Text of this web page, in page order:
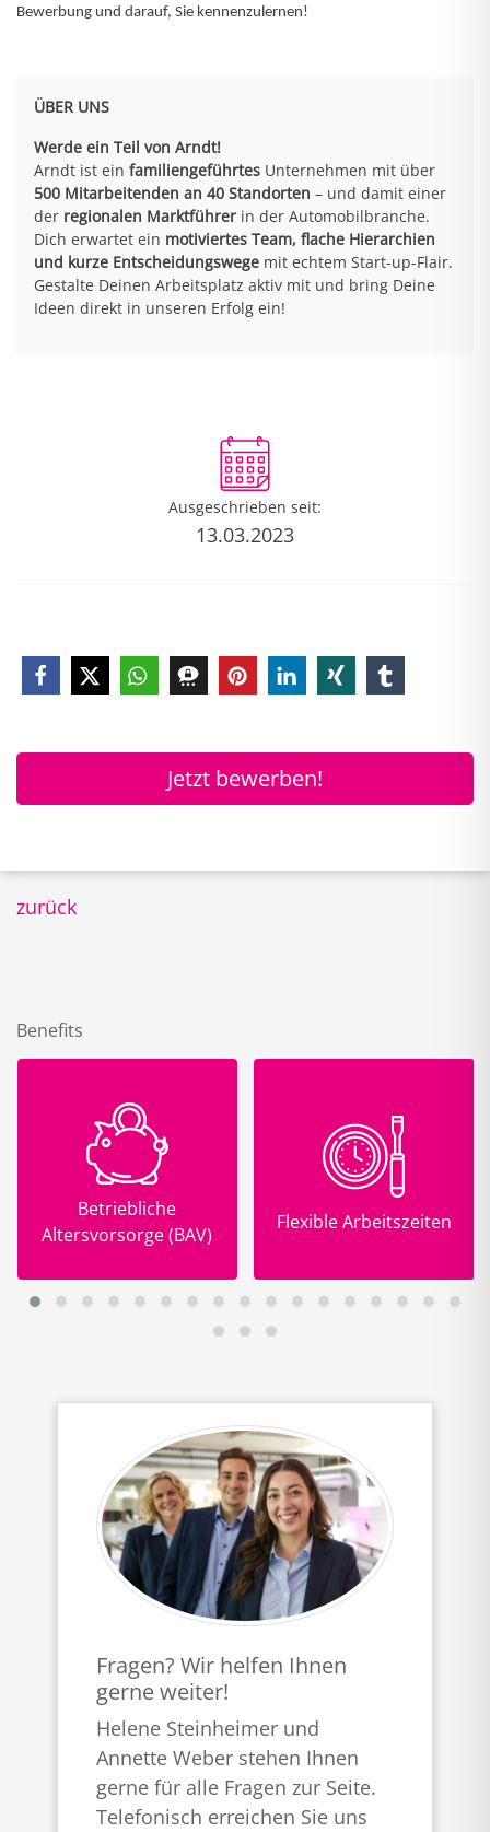
Bewerbung und darauf, Sie kennenzulernen!
ÜBER UNS
Werde ein Teil von Arndt!
Arndt ist ein familiengeführtes Unternehmen mit über
500 Mitarbeitenden an 40 Standorten – und damit einer
der regionalen Marktführer in der Automobilbranche.
Dich erwartet ein motiviertes Team, flache Hierarchien
und kurze Entscheidungswege mit echtem Start-up-Flair.
Gestalte Deinen Arbeitsplatz aktiv mit und bring Deine
Ideen direkt in unseren Erfolg ein!
Ausgeschrieben seit:
13.03.2023
Jetzt bewerben!
zurück
Benefits
Betriebliche
Altersvorsorge (BAV)
Flexible Arbeitszeiten
Fragen? Wir helfen Ihnen
gerne weiter!
Helene Steinheimer und
Annette Weber stehen Ihnen
gerne für alle Fragen zur Seite.
Telefonisch erreichen Sie uns